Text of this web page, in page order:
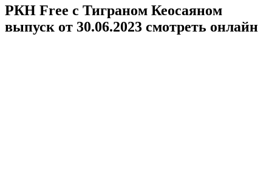
РКН Free с Тиграном Кеосаяном
выпуск от 30.06.2023 смотреть онлайн